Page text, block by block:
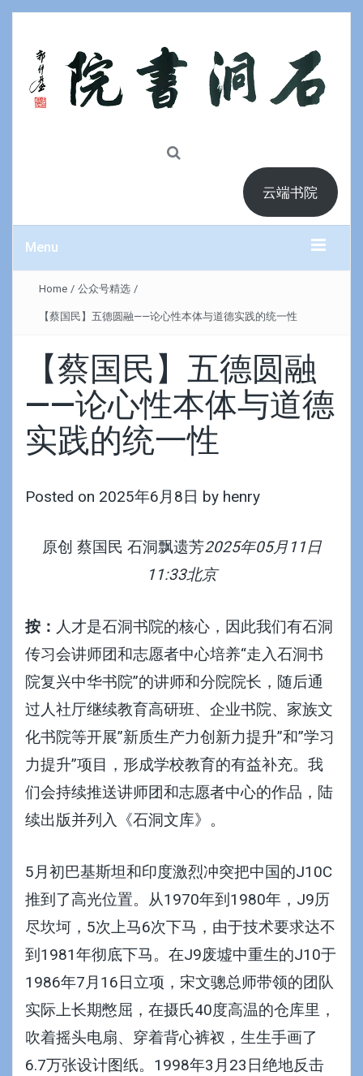
云端书院
Menu
Home / 公众号精选 /
【蔡国民】五德圆融——论心性本体与道德实践的统一性
【蔡国民】五德圆融
——论心性本体与道德
实践的统一性
Posted on 2025年6月8日 by henry
原创 蔡国民 石洞飘遗芳2025年05月11日
11:33北京
按： 人才是石洞书院的核心，因此我们有石洞
传习会讲师团和志愿者中心培养“走入石洞书
院复兴中华书院”的讲师和分院院长，随后通
过人社厅继续教育高研班、 企业书院、 家族文
化书院等开展”新质生产力创新力提升”和”学习
力提升”项目，形成学校教育的有益补充。我
们会持续推送讲师团和志愿者中心的作品，陆
续出版并列入《石洞文库》。
5月初巴基斯坦和印度激烈冲突把中国的J10C
推到了高光位置。从1970年到1980年，J9历
尽坎坷，5次上马6次下马，由于技术要求达不
到1981年彻底下马。在J9废墟中重生的J10于
1986年7月16日立项，宋文骢总师带领的团队
实际上长期憋屈，在摄氏40度高温的仓库里，
吹着摇头电扇、穿着背心裤衩，生生手画了
6.7万张设计图纸。1998年3月23日绝地反击